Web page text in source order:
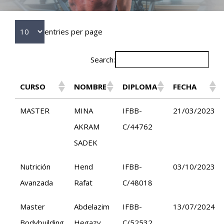
entries per page
Search:
CURSO NOMBRE DIPLOMA FECHA
MASTER
MINA
AKRAM
SADEK
IFBB-
C/44762
21/03/2023
Nutrición
Avanzada
Hend
Rafat
IFBB-
C/48018
03/10/2023
Master
Abdelazim
IFBB-
13/07/2024